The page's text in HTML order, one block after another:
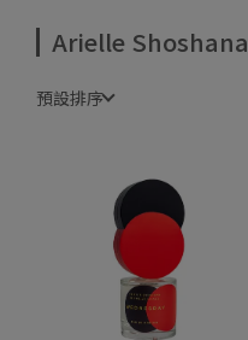
Arielle Shoshana
預設排序